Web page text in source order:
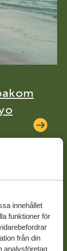
innehållet
funktioner för
från din
analysföretag